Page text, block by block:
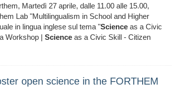
Martedì 27 aprile, dalle 11.00 alle 15.00,
Lab "Multilingualism in School and Higher
in lingua inglese sul tema "Science as a Civic
Workshop | Science as a Civic Skill - Citizen
open science in the FORTHEM